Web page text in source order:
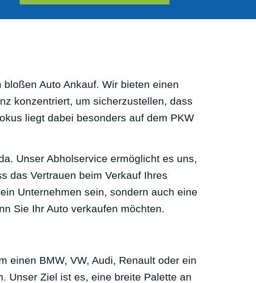
Auto Ankauf. Wir bieten einen
konzentriert, um sicherzustellen, dass
liegt dabei besonders auf dem PKW
Unser Abholservice ermöglicht es uns,
das Vertrauen beim Verkauf Ihres
Unternehmen sein, sondern auch eine
Sie Ihr Auto verkaufen möchten.
einen BMW, VW, Audi, Renault oder ein
Unser Ziel ist es, eine breite Palette an